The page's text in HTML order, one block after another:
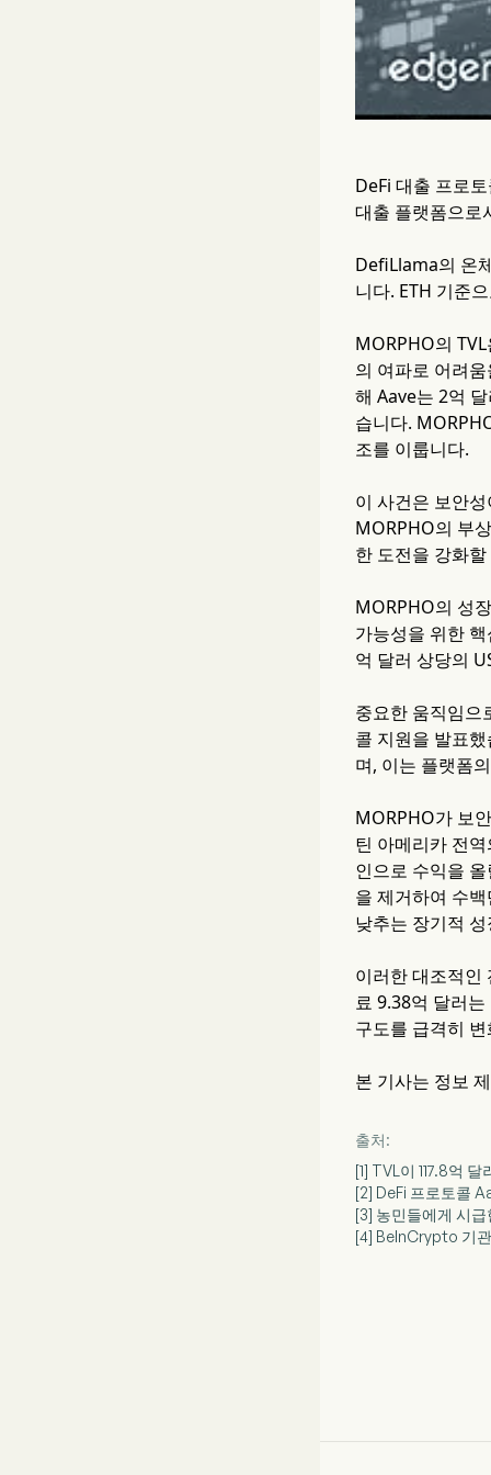
DeFi 대출 프로
대출 플랫폼으로
DefiLlama의 온
니다. ETH 기준
MORPHO의
의 여파로 어려
해 Aave는 2억
습니다.
조를 이룹니다.
이 사건은 보안
MORPHO의 부
한 도전을 강화
MORPHO의 성
가능성을 위한
억 달러 상당의
중요한 움직임으
콜 지원을 발표
며, 이는 플랫폼
MORPHO가 보
틴 아메리카 전
인으로 수익을
을 제거하여 수
낮추는 장기적
이러한 대조적인
료 9.38억 달러
구도를 급격히
본 기사는 정보
출처:
[1] TVL이 117.8억
[2] DeFi 프로토콜
[3] 농민들에게 시
[4] BeInCrypto 기